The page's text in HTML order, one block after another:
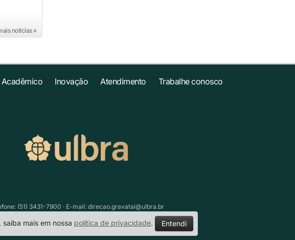
notícias »
Inovação Atendimento Trabalhe conosco
(51) 3431-7900 · E-mail:direcao.gravatai@ulbra.br
mais em nossa política de privacidade. Entendi